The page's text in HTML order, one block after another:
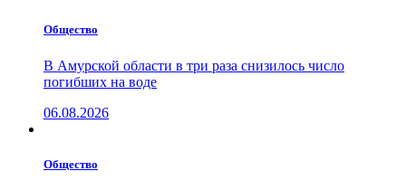
Общество
В Амурской области в три раза снизилось число
погибших на воде
06.08.2026
Общество